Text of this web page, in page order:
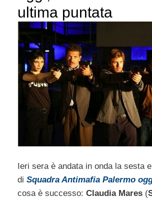
ultima puntata
Ieri sera è andata in onda la sesta
di Squadra Antimafia Palermo
cosa è successo: Claudia Mares (